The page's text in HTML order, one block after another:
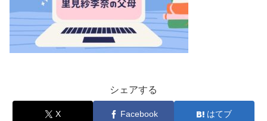
シェアする
X Facebook はてブ